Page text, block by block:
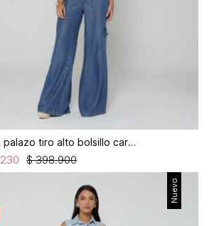
Jean palazo tiro alto bolsillo cargo
$ 398.900
230
Nuevo